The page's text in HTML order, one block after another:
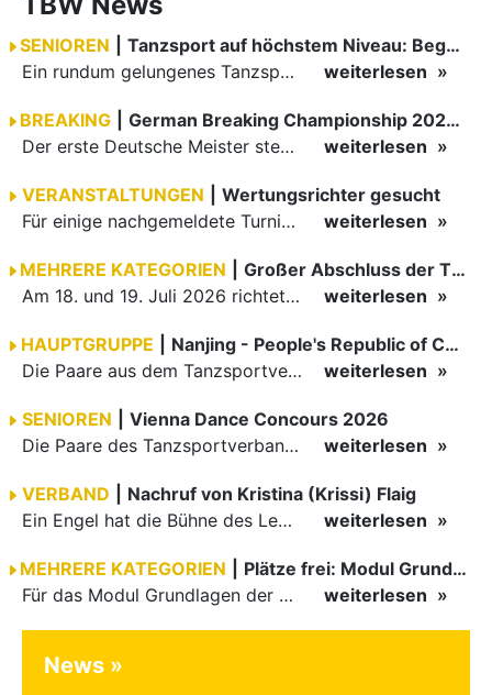
SENIOREN
Tanzsport auf höchstem Niveau: Begeisterung bei den Turnieren in…
Ein rundum gelungenes Tanzsport-Wochenende liegt hinter den Paaren und Organisatoren in Enzklösterle. Am 1. und 2. August 2026 verwandelte sich die Festhalle wieder in einen lebendigen Mittelpunkt des…
weiterlesen
BREAKING
German Breaking Championship 2026 in Hannover
Der erste Deutsche Meister steht fest B-Boy Roman siegt bei den Juniors
weiterlesen
VERANSTALTUNGEN
Wertungsrichter gesucht
Für einige nachgemeldete Turniere im 2 Halbjahr sucht der ZWE noch Wertungsrichter.
weiterlesen
MEHRERE KATEGORIEN
Großer Abschluss der TBW-Trophy in Weinheim
Am 18. und 19. Juli 2026 richtete die Tanzsportabteilung (TSA) der TSG 1862 Weinheim das Abschlussturnier der diesjährigen TBW-Trophy-Serie aus. Zum traditionellen Saisonfinale kamen rund 400 Starts über…
weiterlesen
HAUPTGRUPPE
Nanjing - People's Republic of China
Die Paare aus dem Tanzsportverband Baden-Württemberg (TBW) haben beim hochklassig besetzten WDSF GrandSlam im chinesischen Nanjing wieder einmal auf internationalem Top-Niveau geglänzt. Das…
weiterlesen
SENIOREN
Vienna Dance Concours 2026
Die Paare des Tanzsportverbandes Baden-Württemberg (TBW) glänzten auf dem internationalen Parkett des Vienna Dance Concourse 2026 im Wiener Rathaus mit hervorragenden Platzierungen Ergebnisse unter: …
weiterlesen
VERBAND
Nachruf von Kristina (Krissi) Flaig
Ein Engel hat die Bühne des Lebens verlassen. Viel zu früh, plötzlich und für uns alle unfassbar, wurde unsere geliebte Kristina (Krissi) Flaig im Alter von 36 Jahren aus dem Leben gerissen. Das Tanzen…
weiterlesen
MEHRERE KATEGORIEN
Plätze frei: Modul Grundlagen
Für das Modul Grundlagen der Breitensportausbildung vom 10. bis 13. September an der Landessportschule Albstadt sind noch Plätze frei. Das Modul kann auch für den Lizenzerhalt (30 LE fachlich) genutzt…
weiterlesen
News